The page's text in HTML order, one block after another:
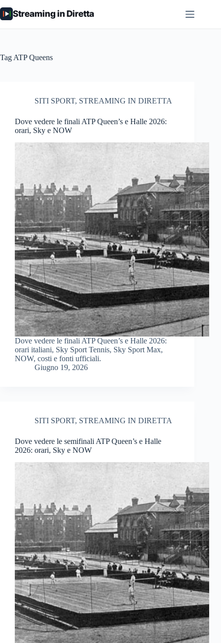
al
contenuto
Streaming in Diretta
Tag ATP Queens
SITI SPORT, STREAMING IN DIRETTA
Dove vedere le finali ATP Queen’s e Halle 2026:
orari, Sky e NOW
Dove vedere le finali ATP Queen’s e Halle 2026:
orari italiani, Sky Sport Tennis, Sky Sport Max,
NOW, costi e fonti ufficiali.
Giugno 19, 2026
SITI SPORT, STREAMING IN DIRETTA
Dove vedere le semifinali ATP Queen’s e Halle
2026: orari, Sky e NOW